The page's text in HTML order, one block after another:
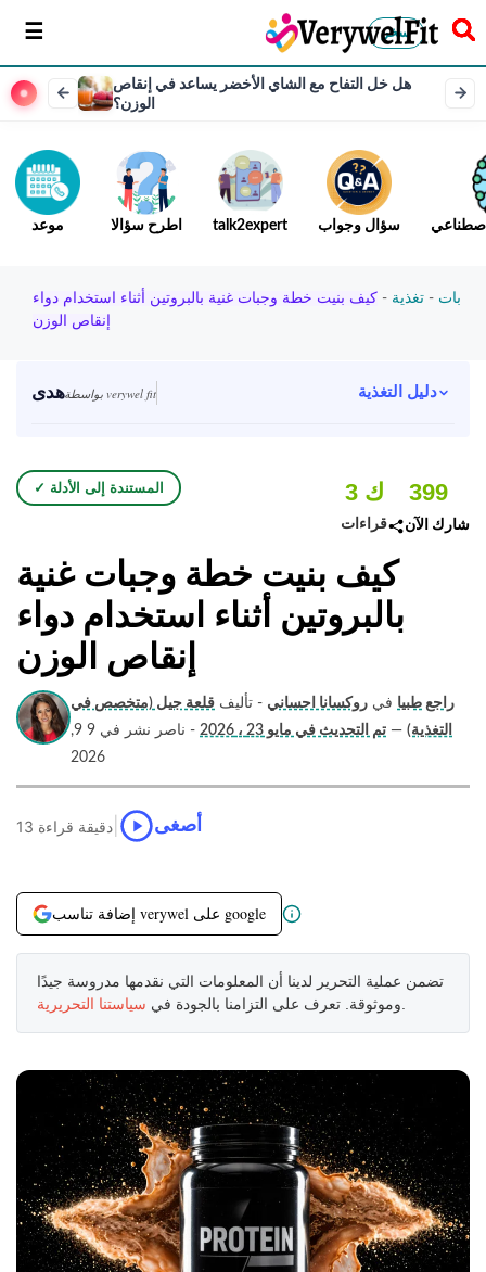
سخر
هل خل التفاح مع الشاي الأخضر يساعد في إنقاص
الوزن؟
موعد اطرح سؤالا talk2expert سؤال وجواب
بات - تغذية - كيف بنيت خطة وجبات غنية بالبروتين أثناء استخدام دواء
إنقاص الوزن
هدى بواسطة verywel fit دليل التغذية
✓ المستندة إلى الأدلة 3 ك
قراءات
399
شارك الآن
كيف بنيت خطة وجبات غنية
بالبروتين أثناء استخدام دواء
إنقاص الوزن
راجع طبيا في روكسانا احساني - تأليف قلعة جيل (متخصص في
التغذية) — تم التحديث في مايو 23 ، 2026
- ناصر نشر في 9 9,
2026
13 دقيقة قراءة أصغى
إضافة تناسب verywel على google
تضمن عملية التحرير لدينا أن المعلومات التي نقدمها مدروسة جيدًا
وموثوقة. تعرف على التزامنا بالجودة في سياستنا التحريرية